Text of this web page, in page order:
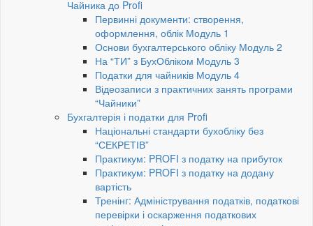
Чайника до Profi
Первинні документи: створення,
оформлення, облік Модуль 1
Основи бухгалтерського обліку Модуль 2
На “ТИ” з БухОбліком Модуль 3
Податки для чайників Модуль 4
Відеозаписи з практичних занять програми
“Чайники”
Бухгалтерія і податки для Profi
Національні стандарти бухобліку без
“СЕКРЕТІВ”
Практикум: PROFI з податку на прибуток
Практикум: PROFI з податку на додану
вартість
Тренінг: Адміністрування податків, податкові
перевірки і оскарження податкових